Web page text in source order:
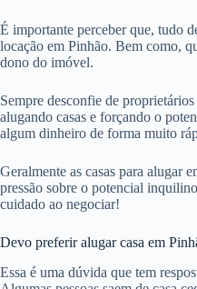
É importante perceber que, tudo
locação em Pinhão. Bem como,
dono do imóvel.
Sempre desconfie de
alugando casas e forçando o
algum dinheiro de forma muito
Geralmente as casas para alugar
pressão sobre o potencial
cuidado ao negociar!
Devo preferir alugar casa em
Essa é uma dúvida que tem